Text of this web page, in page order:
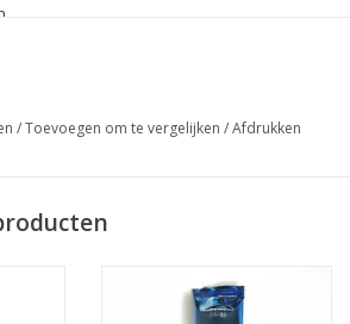
met een vol warm geluid.
dunne tip, waardoor het riet makkelijk
is vrij dik. Dit in combinatie met met de
dat je goed kunt articuleren.
/Toevoegen om te vergelijken /Afdrukken